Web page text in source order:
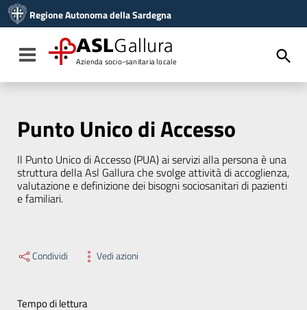
Vai al menu di navigazione
Vai al footer
Regione Autonoma della Sardegna
Toggle navigation
ASLGallura
Azienda socio-sanitaria locale
Punto Unico di Accesso
Il Punto Unico di Accesso (PUA) ai servizi alla persona è una
struttura della Asl Gallura che svolge attività di accoglienza,
valutazione e definizione dei bisogni sociosanitari di pazienti
e familiari.
Condividi Vedi azioni
Tempo di lettura